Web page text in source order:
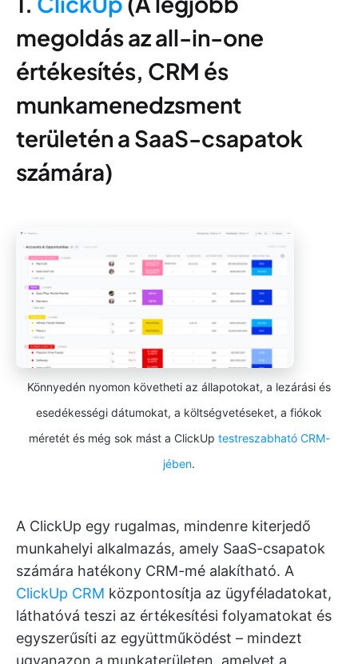
megoldás az all-in-one
értékesítés, CRM és
munkamenedzsment
területén a SaaS-csapatok
számára)
Könnyedén nyomon követheti az állapotokat, a lezárási és
esedékességi dátumokat, a költségvetéseket, a fiókok
méretét és még sok mást a ClickUp testreszabható CRM-
jében.
A ClickUp egy rugalmas, mindenre kiterjedő
munkahelyi alkalmazás, amely SaaS-csapatok
számára hatékony CRM-mé alakítható. A
ClickUp CRM központosítja az ügyféladatokat,
láthatóvá teszi az értékesítési folyamatokat és
egyszerűsíti az együttműködést – mindezt